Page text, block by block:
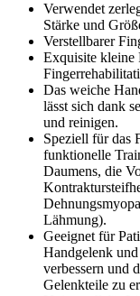
Verwendet
Stärke und
Verstellbarer
Exquisite kleine
Das weiche
lässt sich dank
und reinigen.
Speziell für das
funktionelle
Daumens, die
Lähmung).
Geeignet für
Handgelenk
verbessern und
Gelenkteile zu